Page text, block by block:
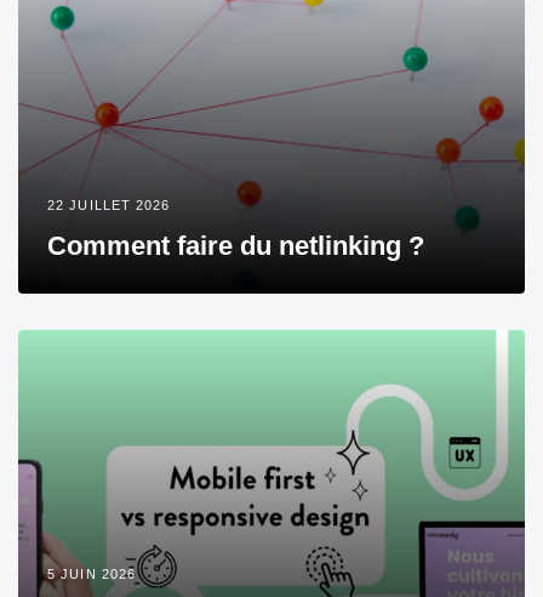
22 JUILLET 2026
Comment faire du netlinking ?
5 JUIN 2026